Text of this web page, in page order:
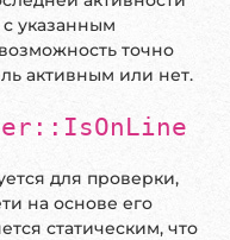
с указанным
точно
активным или нет.
для проверки,
на основе его
статическим, что